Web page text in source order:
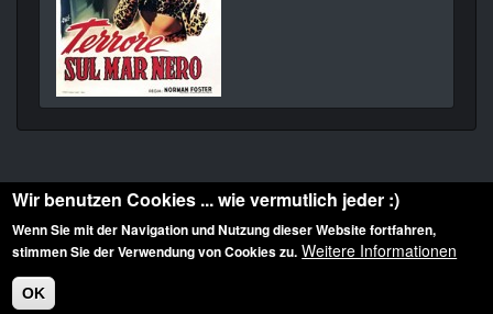
Diese Website ist urheberrechtlich geschützt: © 2010-2026 der Film Noir de. Alle
Rechte vorbehalten.
Wir benutzen Cookies ... wie vermutlich jeder :)
Wenn Sie mit der Navigation und Nutzung dieser Website fortfahren,
stimmen Sie der Verwendung von Cookies zu. Weitere Informationen
OK